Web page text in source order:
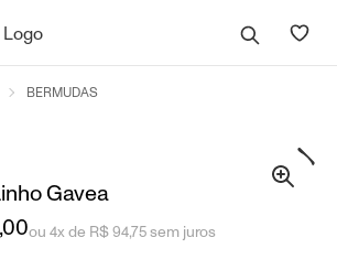
BERMUDAS
Gavea
ou 4x de R$ 94,75 sem juros